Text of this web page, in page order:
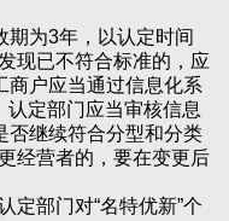
为3年，以认定时间
现已不符合标准的，应
商户应当通过信息化系
定部门应当审核信息
否继续符合分型和分类
经营者的，要在变更后
部门对“名特优新”个